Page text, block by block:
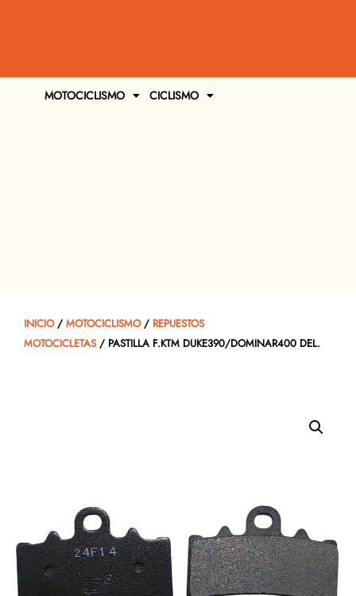
MOTOCICLISMO CICLISMO
INICIO/ MOTOCICLISMO/ REPUESTOS
MOTOCICLETAS / PASTILLA F.KTM DUKE390/DOMINAR400 DEL.